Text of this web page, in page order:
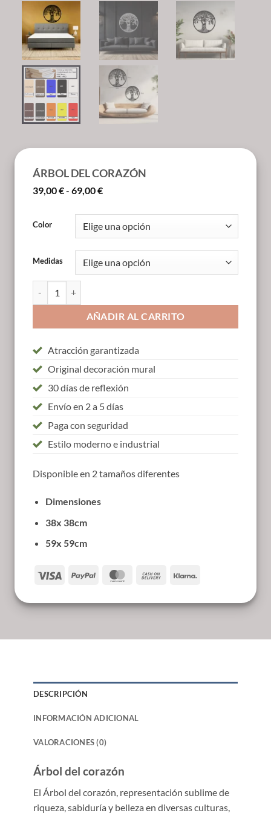
ÁRBOL DEL CORAZÓN
39,00€- 69,00€Rango
desde
39,00 €
hasta
69,00 €
Color
Medidas
AÑADIR AL CARRITO
Atracción garantizada
Original decoración mural
30 días de reflexión
Envío en 2 a 5 días
Paga con seguridad
Estilo moderno e industrial
Disponible en 2 tamaños diferentes
Dimensiones
38x 38cm
59x 59cm
Visa PayPal MasterCard
Cash
Delivery
DESCRIPCIÓN
INFORMACIÓN ADICIONAL
VALORACIONES (0)
Árbol del corazón
El Árbol del corazón, representación sublime de
riqueza, sabiduría y belleza en diversas culturas,